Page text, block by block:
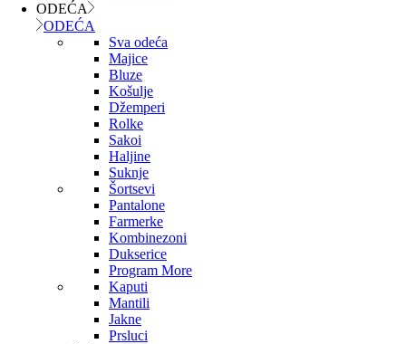
ODEĆA
ODEĆA
Sva odeća
Majice
Bluze
Košulje
Džemperi
Rolke
Sakoi
Haljine
Suknje
Šortsevi
Pantalone
Farmerke
Kombinezoni
Dukserice
Program More
Kaputi
Mantili
Jakne
Prsluci